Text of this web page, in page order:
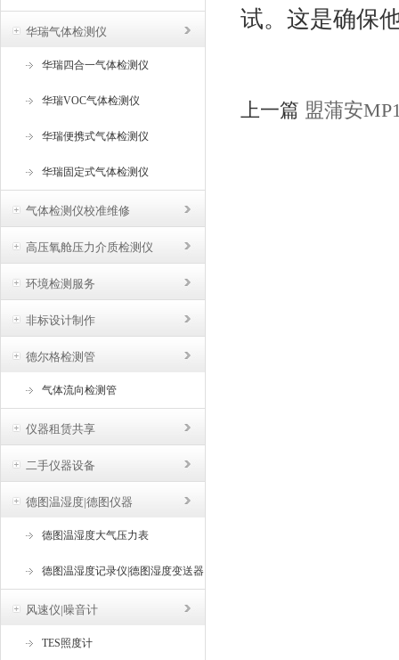
华瑞气体检测仪
华瑞四合一气体检测仪
华瑞VOC气体检测仪
华瑞便携式气体检测仪
华瑞固定式气体检测仪
气体检测仪校准维修
高压氧舱压力介质检测仪
环境检测服务
非标设计制作
德尔格检测管
气体流向检测管
仪器租赁共享
二手仪器设备
德图温湿度|德图仪器
德图温湿度大气压力表
德图温湿度记录仪|德图湿度变送器
风速仪|噪音计
TES照度计
试。这是确保
上一篇 盟蒲安